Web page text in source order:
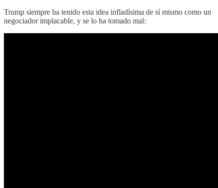
Trump siempre ha tenido esta idea infladísima de sí mismo como un
negociador implacable, y se lo ha tomado mal: